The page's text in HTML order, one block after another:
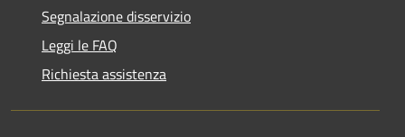
Segnalazione disservizio
Leggi le FAQ
Richiesta assistenza